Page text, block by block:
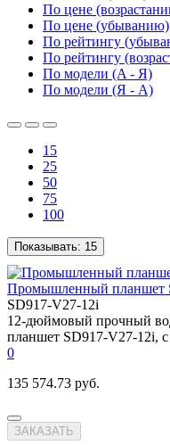
По цене
По цене (убыванию)
По рейтингу
По рейтингу
По модели (A - Я)
По модели (Я - A)
15
25
50
75
100
Показывать: 15
Промышленный планшет
SD917-V27-12i
12-дюймовый прочный
планшет SD917-V27-12i,
0
135 574.73 руб.
ЗАКАЗАТЬ